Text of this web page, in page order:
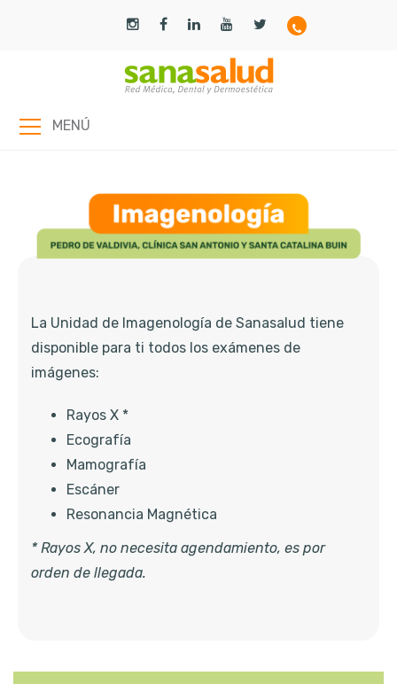
MENÚ
La Unidad de Imagenología de Sanasalud tiene
disponible para ti todos los exámenes de
imágenes:
Rayos X *
Ecografía
Mamografía
Escáner
Resonancia Magnética
* Rayos X, no necesita agendamiento, es por
orden de llegada.